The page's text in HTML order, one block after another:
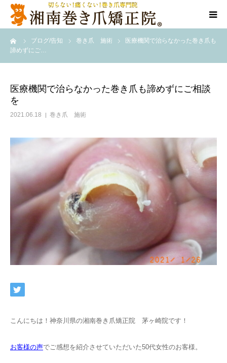
ブログ/告知 巻き爪 施術
医療機関で治らなかった巻き爪も
諦めずにご…
医療機関で治らなかった巻き爪も諦めずにご相談
を
2021.06.18 巻き爪 施術
こんにちは！神奈川県の湘南巻き爪矯正院 茅ヶ崎院です！
お客様の声でご感想を紹介させていただいた50代女性のお客様。
当院について
施術事例
訪問施術
ブログ/SNS
ネット予約